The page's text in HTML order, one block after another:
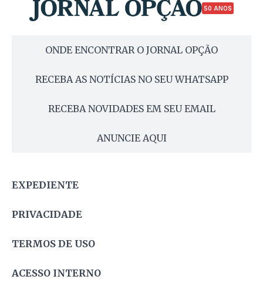
50 ANOS
ONDE ENCONTRAR O JORNAL OPÇÃO
RECEBA AS NOTÍCIAS NO SEU WHATSAPP
RECEBA NOVIDADES EM SEU EMAIL
ANUNCIE AQUI
EXPEDIENTE
PRIVACIDADE
TERMOS DE USO
ACESSO INTERNO